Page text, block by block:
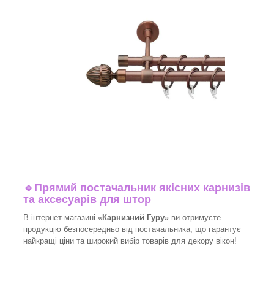
🔹 Прямий постачальник якісних карнизів
та аксесуарів для штор
В інтернет-магазині «Карнизний Гуру» ви отримуєте
продукцію безпосередньо від постачальника, що гарантує
найкращі ціни та широкий вибір товарів для декору вікон!​